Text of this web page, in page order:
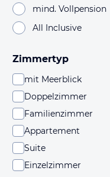
mind. Vollpension
All Inclusive
Zimmertyp
mit Meerblick
Doppelzimmer
Familienzimmer
Appartement
Suite
Einzelzimmer